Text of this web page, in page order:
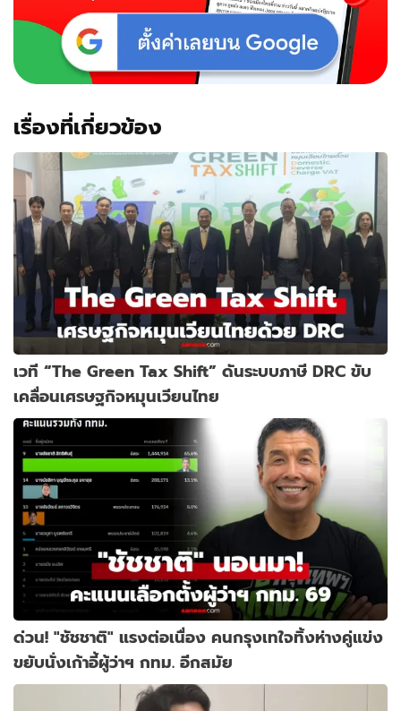
เรื่องที่เกี่ยวข้อง
เวที “The Green Tax Shift” ดันระบบภาษี DRC ขับ
เคลื่อนเศรษฐกิจหมุนเวียนไทย
ด่วน! "ชัชชาติ" แรงต่อเนื่อง คนกรุงเทใจทิ้งห่างคู่แข่ง
ขยับนั่งเก้าอี้ผู้ว่าฯ กทม. อีกสมัย